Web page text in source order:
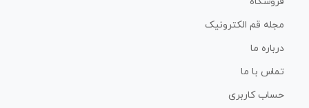
مجله قم الکترونیک
درباره ما
تماس با ما
حساب کاربری